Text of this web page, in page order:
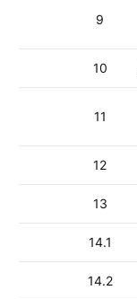
9
10
11
12
13
14.1
14.2